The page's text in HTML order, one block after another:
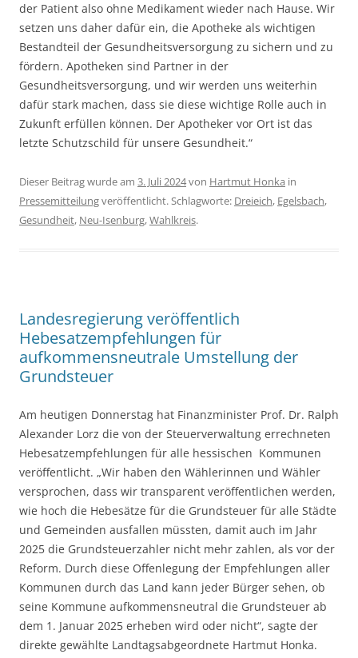
der Patient also ohne Medikament wieder nach Hause. Wir
setzen uns daher dafür ein, die Apotheke als wichtigen
Bestandteil der Gesundheitsversorgung zu sichern und zu
fördern. Apotheken sind Partner in der
Gesundheitsversorgung, und wir werden uns weiterhin
dafür stark machen, dass sie diese wichtige Rolle auch in
Zukunft erfüllen können. Der Apotheker vor Ort ist das
letzte Schutzschild für unsere Gesundheit.“
Dieser Beitrag wurde am 3. Juli 2024von Hartmut Honka in
Pressemitteilungveröffentlicht. Schlagworte: Dreieich, Egelsbach,
Gesundheit, Neu-Isenburg,Wahlkreis.
Landesregierung veröffentlich
Hebesatzempfehlungen für
aufkommensneutrale Umstellung der
Grundsteuer
Am heutigen Donnerstag hat Finanzminister Prof. Dr. Ralph
Alexander Lorz die von der Steuerverwaltung errechneten
Hebesatzempfehlungen für alle hessischen Kommunen
veröffentlicht. „Wir haben den Wählerinnen und Wähler
versprochen, dass wir transparent veröffentlichen werden,
wie hoch die Hebesätze für die Grundsteuer für alle Städte
und Gemeinden ausfallen müssten, damit auch im Jahr
2025 die Grundsteuerzahler nicht mehr zahlen, als vor der
Reform. Durch diese Offenlegung der Empfehlungen aller
Kommunen durch das Land kann jeder Bürger sehen, ob
seine Kommune aufkommensneutral die Grundsteuer ab
dem 1. Januar 2025 erheben wird oder nicht“, sagte der
direkte gewählte Landtagsabgeordnete Hartmut Honka.